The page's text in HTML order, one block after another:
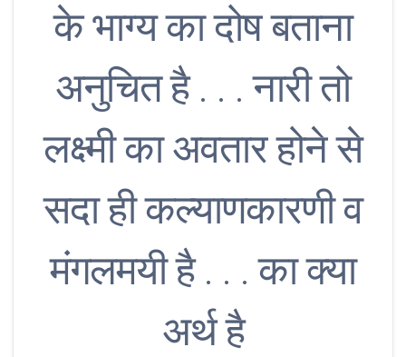
के भाग्य का दोष बताना
अनुचित है . . . नारी तो
लक्ष्मी का अवतार होने से
सदा ही कल्याणकारणी व
मंगलमयी है . . . का क्या
अर्थ है